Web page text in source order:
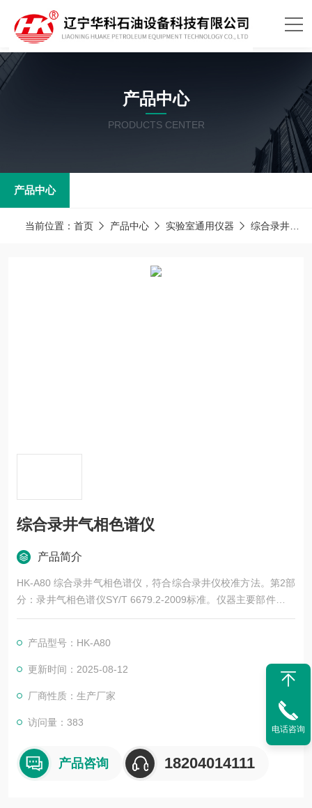
产品中心
PRODUCTS CENTER
产品中心
当前位置： 首页 产品中心 实验室通用仪器 综合录井气相色谱仪
综合录井气相色谱仪
产品简介
HK-A80 综合录井气相色谱仪，符合综合录井仪校准方法。第2部
分：录井气相色谱仪SY/T 6679.2-2009标准。仪器主要部件均采
用国外进口成熟色谱配件，此仪器在中国石油集团长城钻探录井
产品型号：HK-A80
更新时间：2025-08-12
厂商性质：生产厂家
访问量：383
产品咨询 18204014111
电话咨询